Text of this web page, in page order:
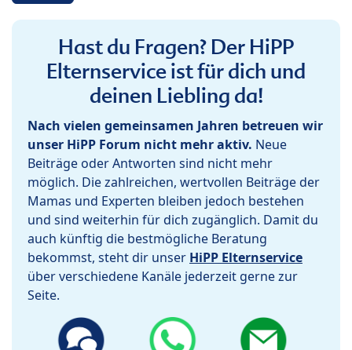
Hast du Fragen? Der HiPP
Elternservice ist für dich und
deinen Liebling da!
Nach vielen gemeinsamen Jahren betreuen wir
unser HiPP Forum nicht mehr aktiv. Neue
Beiträge oder Antworten sind nicht mehr
möglich. Die zahlreichen, wertvollen Beiträge der
Mamas und Experten bleiben jedoch bestehen
und sind weiterhin für dich zugänglich. Damit du
auch künftig die bestmögliche Beratung
bekommst, steht dir unser HiPP Elternservice
über verschiedene Kanäle jederzeit gerne zur
Seite.